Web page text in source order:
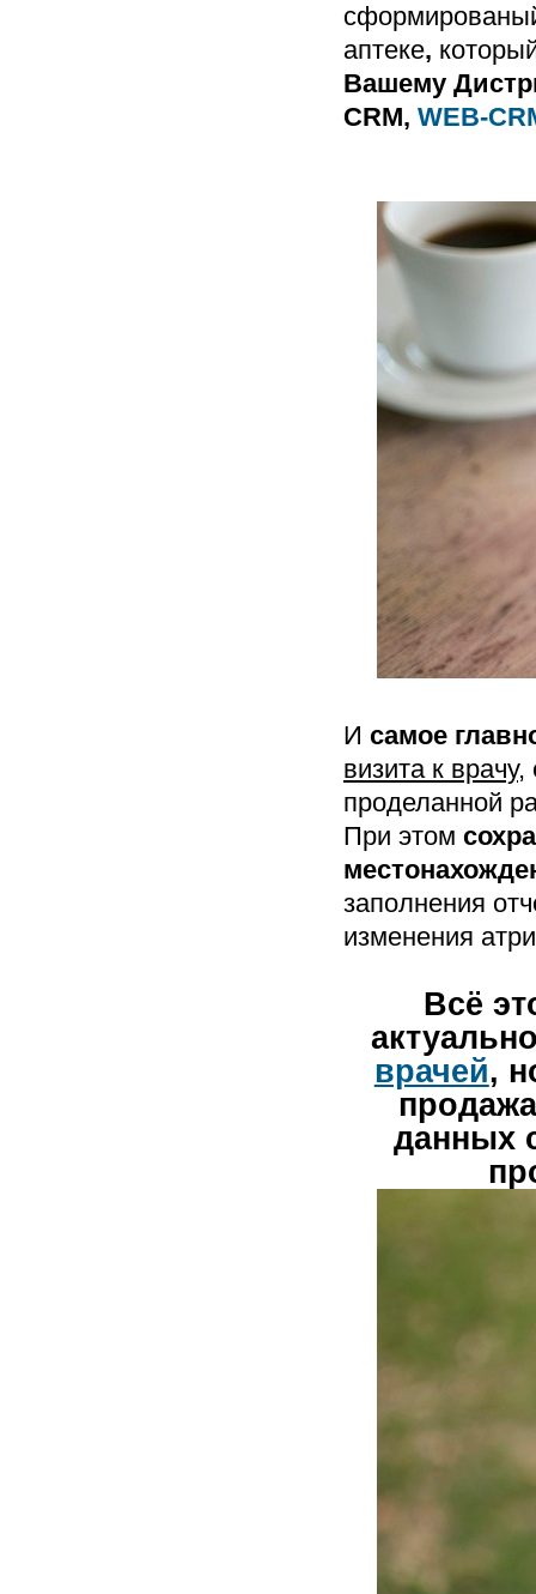
аптеке,
Вашему
CRM, WEB-
И самое
визита к врачу,
проделанной
При этом
заполнения
изменения
Всё
врачей,
данных